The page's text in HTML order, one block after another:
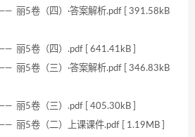
5卷（四）·答案解析.pdf [ 391.58kB
5卷（四）.pdf [ 641.41kB ]
5卷（三）·答案解析.pdf [ 346.83kB
5卷（三）.pdf [ 405.30kB ]
5卷（二）上课课件.pdf [ 1.19MB ]